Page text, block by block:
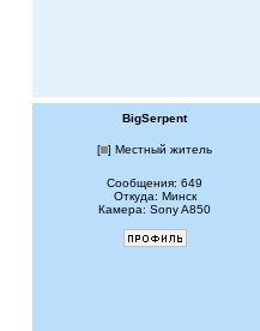
BigSerpent
[ ] Местный житель
Сообщения: 649
Откуда: Минск
Камера: Sony A850